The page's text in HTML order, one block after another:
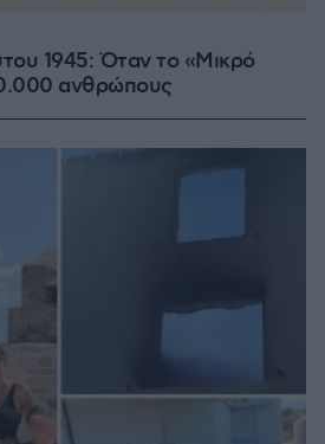
1945: Όταν το «Μικρό
ανθρώπους